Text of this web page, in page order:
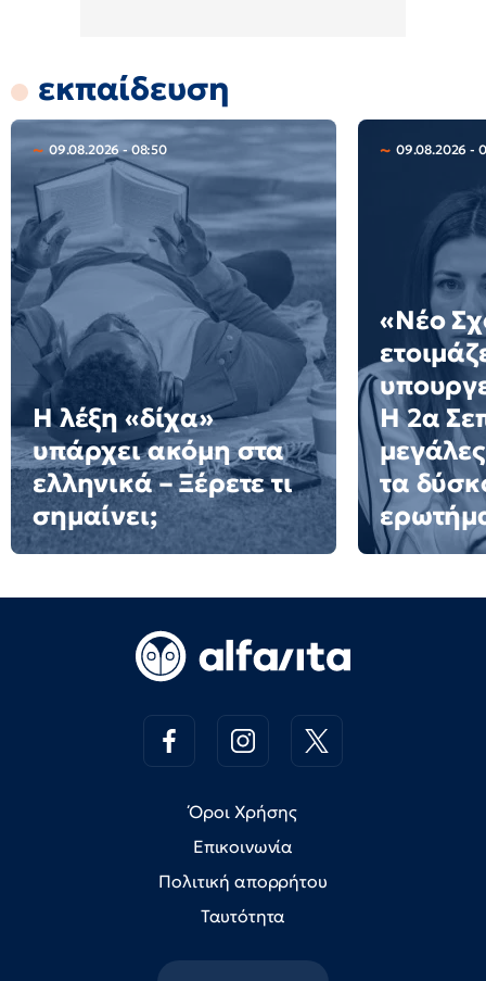
εκπαίδευση
09.08.2026 - 08:50
Η λέξη «δίχα»
υπάρχει ακόμη στα
ελληνικά – Ξέρετε τι
σημαίνει;
09.08.2026 -
«Νέο
Η 2α
τα
Όροι Χρήσης
Επικοινωνία
Πολιτική απορρήτου
Ταυτότητα